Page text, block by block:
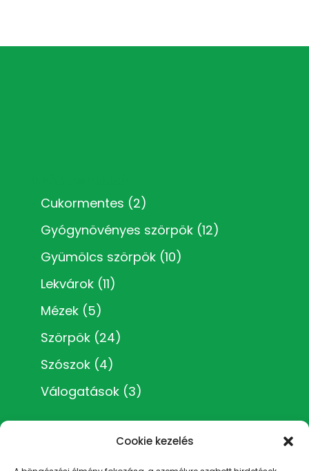
Cookie kezelés
Cukormentes (2)
Gyógynövényes szörpök (12)
Gyümölcs szörpök (10)
Lekvárok (11)
Mézek (5)
Szörpök (24)
Szószok (4)
Válogatások (3)